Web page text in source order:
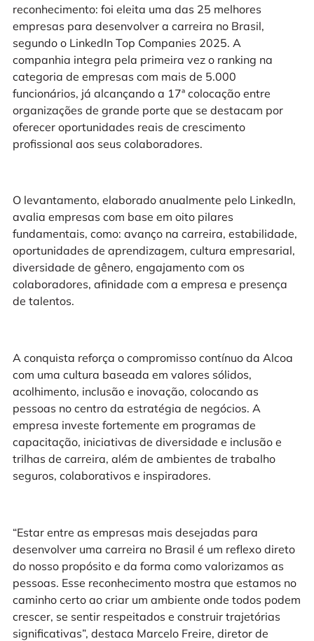
reconhecimento: foi eleita uma das 25 melhores
empresas para desenvolver a carreira no Brasil,
segundo o LinkedIn Top Companies 2025. A
companhia integra pela primeira vez o ranking na
categoria de empresas com mais de 5.000
funcionários, já alcançando a 17ª colocação entre
organizações de grande porte que se destacam por
oferecer oportunidades reais de crescimento
profissional aos seus colaboradores.
O levantamento, elaborado anualmente pelo LinkedIn,
avalia empresas com base em oito pilares
fundamentais, como: avanço na carreira, estabilidade,
oportunidades de aprendizagem, cultura empresarial,
diversidade de gênero, engajamento com os
colaboradores, afinidade com a empresa e presença
de talentos.
A conquista reforça o compromisso contínuo da Alcoa
com uma cultura baseada em valores sólidos,
acolhimento, inclusão e inovação, colocando as
pessoas no centro da estratégia de negócios. A
empresa investe fortemente em programas de
capacitação, iniciativas de diversidade e inclusão e
trilhas de carreira, além de ambientes de trabalho
seguros, colaborativos e inspiradores.
“Estar entre as empresas mais desejadas para
desenvolver uma carreira no Brasil é um reflexo direto
do nosso propósito e da forma como valorizamos as
pessoas. Esse reconhecimento mostra que estamos no
caminho certo ao criar um ambiente onde todos podem
crescer, se sentir respeitados e construir trajetórias
significativas”, destaca Marcelo Freire, diretor de